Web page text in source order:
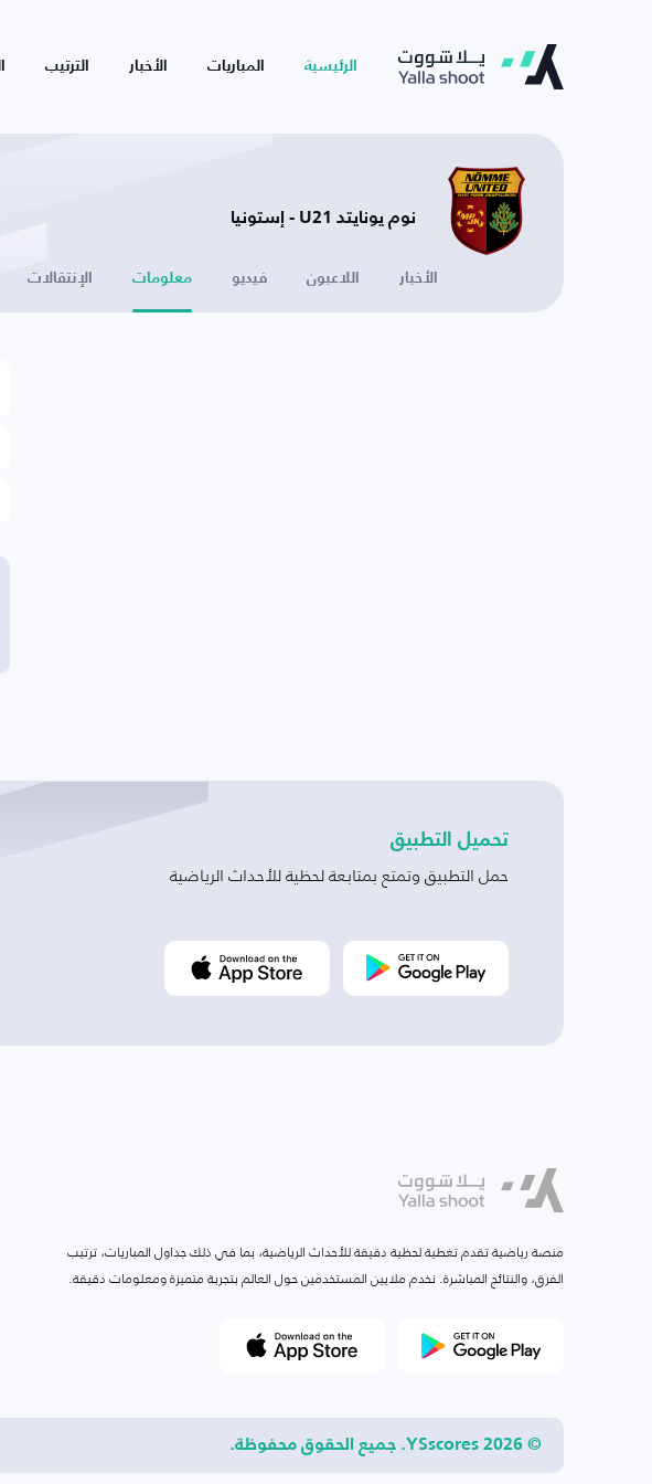
الرئيسية المباريات الأخبار الترتيب
نوم يونايتد U21 - إستونيا
الأخبار اللاعبون فيديو معلومات الإنتقالات
تحميل التطبيق
حمل التطبيق وتمتع بمتابعة لحظية للأحداث الرياضية
منصة رياضية تقدم تغطية لحظية دقيقة للأحداث الرياضية، بما في ذلك جداول المباريات، ترتيب
الفرق، والنتائج المباشرة. نخدم ملايين المستخدمين حول العالم بتجربة متميزة ومعلومات دقيقة.
© 2026 YSscores. جميع الحقوق محفوظة.